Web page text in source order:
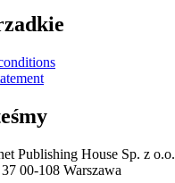
Publishing House Sp. z o.o.
00-108 Warszawa